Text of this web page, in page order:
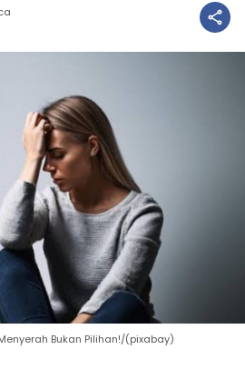
Bukan Pilihan!/(pixabay)